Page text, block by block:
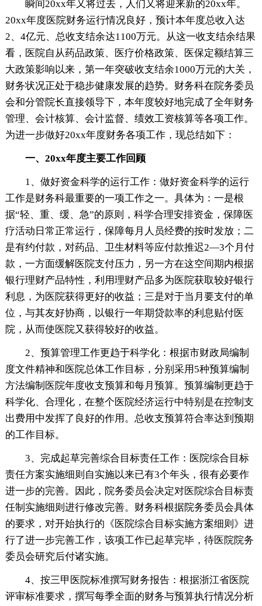
瞬间20xx年又将过去，人们又将迎来新的20xx年。
20xx年度医院财务运行情况良好，预计本年度总收入达
2、4亿元、总收支结余达1100万元。从这一收支结余结果
看，医院自从药品政策、医疗价格政策、医保定额结算三
大政策影响以来，第一年突破收支结余1000万元的大关，
财务状况正处于稳步健康发展的趋势。财务科在院务委员
会和分管院长直接领导下，本年度较好地完成了全年财务
管理、会计核算、会计监督、绩效工资核算等各项工作。
为进一步做好20xx年度财务各项工作，现总结如下：
一、20xx年度主要工作回顾
1、做好资金科学的运行工作：做好资金科学的运行
工作是财务科最重要的一项工作之一。具体为：一是根
据“轻、重、缓、急”的原则，科学合理安排资金，保障医
疗活动日常正常运行，保障每月人员经费的按时发放；二
是有约付款，对药品、卫生材料等应付款推迟2—3个月付
款，一方面缓解医院支付压力，另一方在这空间期内根据
银行理财产品特性，利用理财产品多为医院获取较好银行
利息，为医院获得更好的收益；三是对于当月要支付的单
位，与其友好协商，以银行一年期贷款率的利息贴付医
院，从而使医院又获得较好的收益。
2、预算管理工作更趋于科学化：根据市财政局编制
度文件精神和医院总体工作目标，分别采用5种预算编制
方法编制医院年度收支预算和每月预算。预算编制更趋于
科学化、合理化，在整个医院经济运行中特别是在控制支
出费用中发挥了良好的作用。总收支预算符合率达到预期
的工作目标。
3、完成起草完善综合目标责任工作：医院综合目标
责任方案实施细则自实施以来已有3个年头，很有必要作
进一步的完善。因此，院务委员会决定对医院综合目标责
任制实施细则进行修改完善。财务科根据院务委员会具体
的要求，对开始执行的《医院综合目标实施方案细则》进
行了进一步完善工作，该项工作已起草完毕，待医院院务
委员会研究后付诸实施。
4、按三甲医院标准撰写财务报告：根据浙江省医院
评审标准要求，撰写每季全面的财务与预算执行情况分析